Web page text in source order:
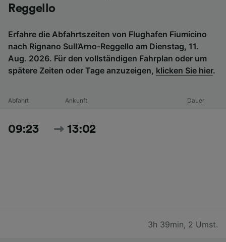
Reggello
Erfahre die Abfahrtszeiten von Flughafen Fiumicino
nach Rignano Sull’Arno-Reggello am Dienstag, 11.
Aug. 2026. Für den vollständigen Fahrplan oder um
spätere Zeiten oder Tage anzuzeigen, klicken Sie hier.
Abfahrt Ankunft Dauer
09:23 13:02
3h 39min, 2 Umst.